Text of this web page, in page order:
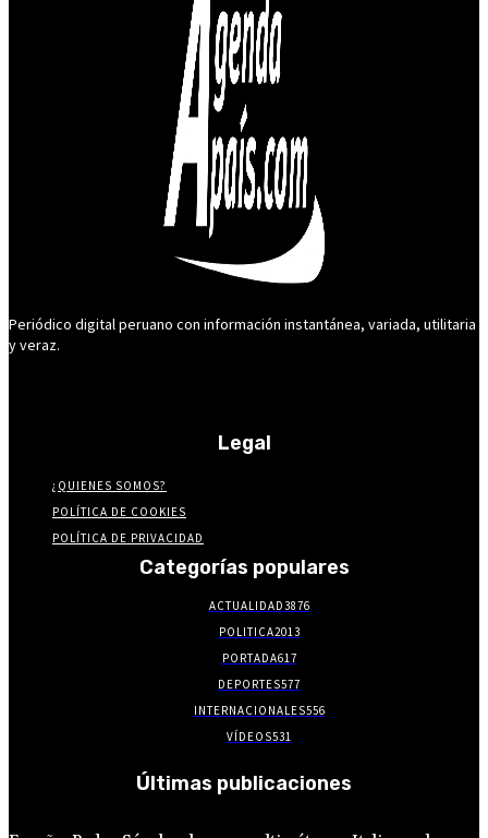
Periódico digital peruano con información instantánea, variada, utilitaria
y veraz.
Legal
¿QUIENES SOMOS?
POLÍTICA DE COOKIES
POLÍTICA DE PRIVACIDAD
Categorías populares
ACTUALIDAD3876
POLITICA2013
PORTADA617
DEPORTES577
INTERNACIONALES556
VÍDEOS531
Últimas publicaciones